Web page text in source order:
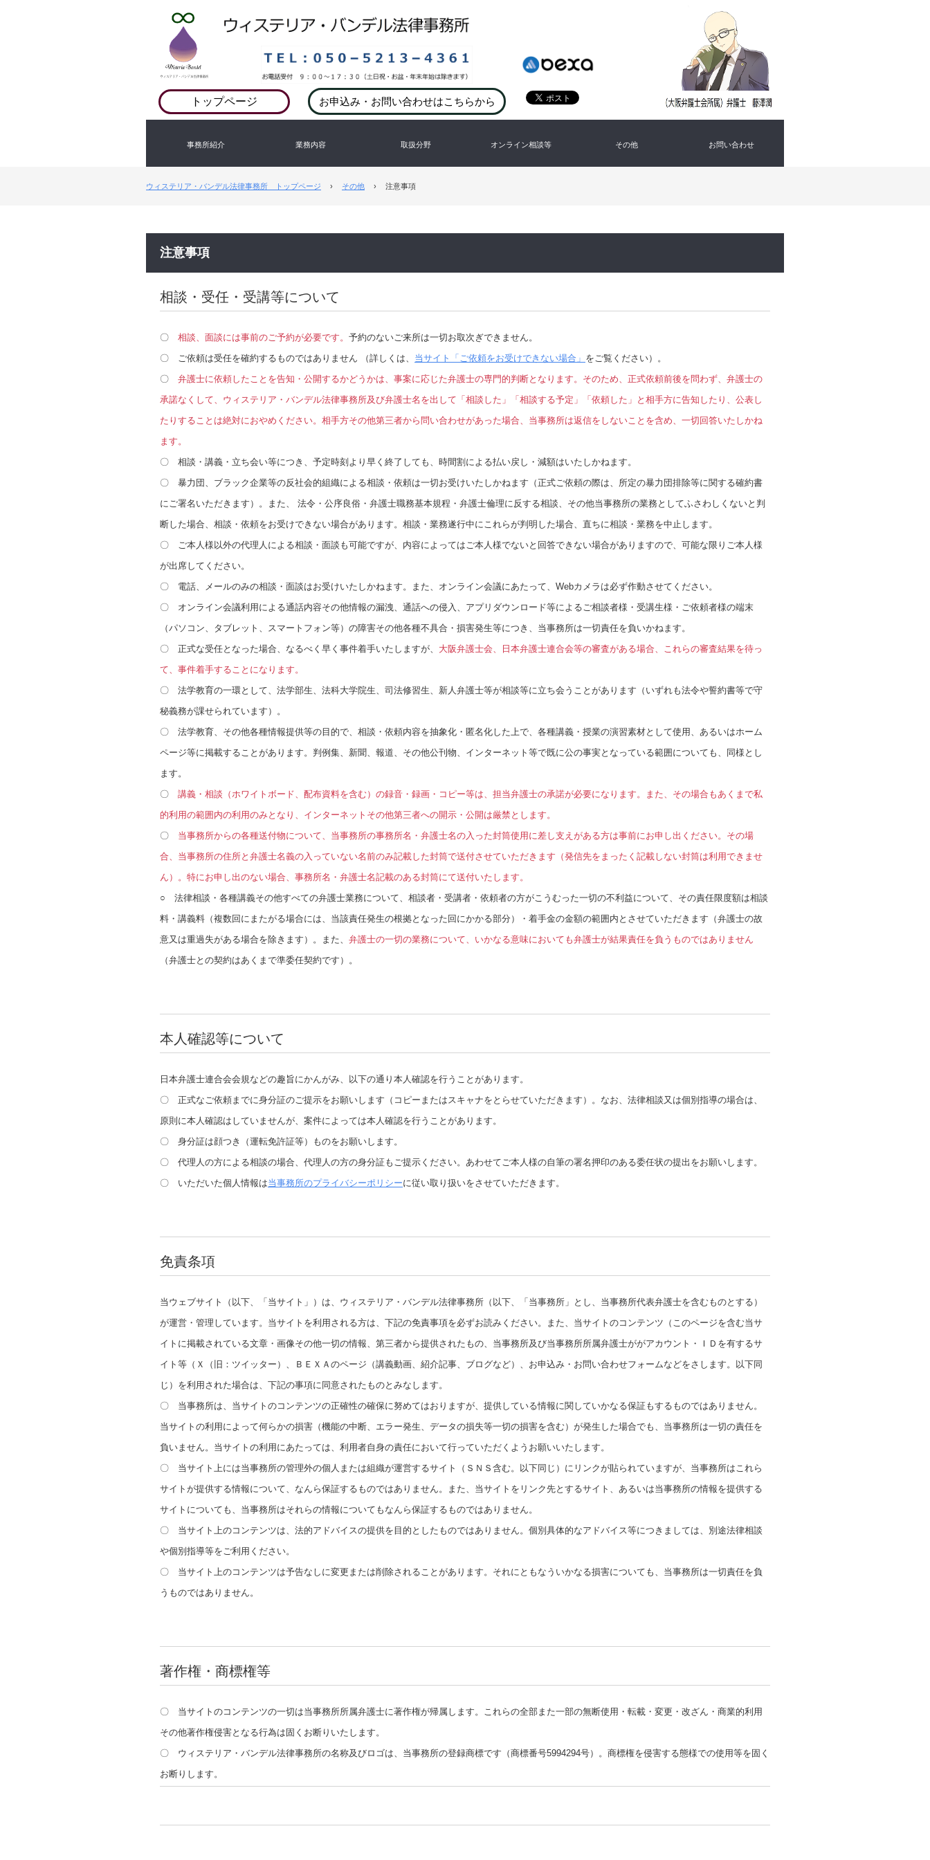
お申込み・お問い合わせはこちらから
トップページ
事務所紹介 業務内容 取扱分野 オンライン相談等 その他 お問い合わせ
ウィステリア・バンデル法律事務所 トップページ › その他 › 注意事項
注意事項
相談・受任・受講等について
〇 相談、面談には事前のご予約が必要です。 予約のないご来所は一切お取次ぎできません。
〇 ご依頼は受任を確約するものではありません （詳しくは、 当サイト「ご依頼をお受けできない場合」 をご覧ください）。
〇 弁護士に依頼したことを告知・公開するかどうかは、事案に応じた弁護士の専門的判断となります。そのため、正式依頼前後を問わず、弁護士の
承諾なくして、ウィステリア・バンデル法律事務所及び弁護士名を出して「相談した」「相談する予定」「依頼した」と相手方に告知したり、公表し
たりすることは絶対におやめください。相手方その他第三者から問い合わせがあった場合、当事務所は返信をしないことを含め、一切回答いたしかね
ます。
〇 相談・講義・立ち会い等につき、予定時刻より早く終了しても、時間割による払い戻し・減額はいたしかねます。
〇 暴力団、ブラック企業等の反社会的組織による相談・依頼は一切お受けいたしかねます（正式ご依頼の際は、所定の暴力団排除等に関する確約書
にご署名いただきます）。また、 法令・公序良俗・弁護士職務基本規程・弁護士倫理に反する相談、その他当事務所の業務としてふさわしくないと判
断した場合、相談・依頼をお受けできない場合があります。相談・業務遂行中にこれらが判明した場合、直ちに相談・業務を中止します。
〇 ご本人様以外の代理人による相談・面談も可能ですが、内容によってはご本人様でないと回答できない場合がありますので、可能な限りご本人様
が出席してください。
〇 電話、メールのみの相談・面談はお受けいたしかねます。また、オンライン会議にあたって、Webカメラは必ず作動させてください。
〇 オンライン会議利用による通話内容その他情報の漏洩、通話への侵入、アプリダウンロード等によるご相談者様・受講生様・ご依頼者様の端末
（パソコン、タブレット、スマートフォン等）の障害その他各種不具合・損害発生等につき、当事務所は一切責任を負いかねます。
〇 正式な受任となった場合、なるべく早く事件着手いたしますが、 大阪弁護士会、日本弁護士連合会等の審査がある場合、これらの審査結果を待っ
て、事件着手することになります。
〇 法学教育の一環として、法学部生、法科大学院生、司法修習生、新人弁護士等が相談等に立ち会うことがあります（いずれも法令や誓約書等で守
秘義務が課せられています）。
〇 法学教育、その他各種情報提供等の目的で、相談・依頼内容を抽象化・匿名化した上で、各種講義・授業の演習素材として使用、あるいはホーム
ページ等に掲載することがあります。判例集、新聞、報道、その他公刊物、インターネット等で既に公の事実となっている範囲についても、同様とし
ます。
〇 講義・相談（ホワイトボード、配布資料を含む）の録音・録画・コピー等は、担当弁護士の承諾が必要になります。また、その場合もあくまで私
的利用の範囲内の利用のみとなり、インターネットその他第三者への開示・公開は厳禁とします。
〇 当事務所からの各種送付物について、当事務所の事務所名・弁護士名の入った封筒使用に差し支えがある方は事前にお申し出ください。その場
合、当事務所の住所と弁護士名義の入っていない名前のみ記載した封筒で送付させていただきます（発信先をまったく記載しない封筒は利用できませ
ん）。特にお申し出のない場合、事務所名・弁護士名記載のある封筒にて送付いたします。
○ 法律相談・各種講義その他すべての弁護士業務について、相談者・受講者・依頼者の方がこうむった一切の不利益について、その責任限度額は相談
料・講義料（複数回にまたがる場合には、当該責任発生の根拠となった回にかかる部分）・着手金の金額の範囲内とさせていただきます（弁護士の故
意又は重過失がある場合を除きます）。また、 弁護士の一切の業務について、いかなる意味においても弁護士が結果責任を負うものではありません
（弁護士との契約はあくまで準委任契約です）。
本人確認等について
日本弁護士連合会会規などの趣旨にかんがみ、以下の通り本人確認を行うことがあります。
〇 正式なご依頼までに身分証のご提示をお願いします（コピーまたはスキャナをとらせていただきます）。なお、法律相談又は個別指導の場合は、
原則に本人確認はしていませんが、案件によっては本人確認を行うことがあります。
〇 身分証は顔つき（運転免許証等）ものをお願いします。
〇 代理人の方による相談の場合、代理人の方の身分証もご提示ください。あわせてご本人様の自筆の署名押印のある委任状の提出をお願いします。
〇 いただいた個人情報は当事務所のプライバシーポリシーに従い取り扱いをさせていただきます。
免責条項
当ウェブサイト（以下、「当サイト」）は、ウィステリア・バンデル法律事務所（以下、「当事務所」とし、当事務所代表弁護士を含むものとする）
が運営・管理しています。当サイトを利用される方は、下記の免責事項を必ずお読みください。また、当サイトのコンテンツ（このページを含む当サ
イトに掲載されている文章・画像その他一切の情報、第三者から提供されたもの、当事務所及び当事務所所属弁護士ががアカウント・ＩＤを有するサ
イト等（Ｘ（旧：ツイッター）、ＢＥＸＡのページ（講義動画、紹介記事、ブログなど）、お申込み・お問い合わせフォームなどをさします。以下同
じ）を利用された場合は、下記の事項に同意されたものとみなします。
〇 当事務所は、当サイトのコンテンツの正確性の確保に努めてはおりますが、提供している情報に関していかなる保証もするものではありません。
当サイトの利用によって何らかの損害（機能の中断、エラー発生、データの損失等一切の損害を含む）が発生した場合でも、当事務所は一切の責任を
負いません。当サイトの利用にあたっては、利用者自身の責任において行っていただくようお願いいたします。
〇 当サイト上には当事務所の管理外の個人または組織が運営するサイト（ＳＮＳ含む。以下同じ）にリンクが貼られていますが、当事務所はこれら
サイトが提供する情報について、なんら保証するものではありません。また、 当サイトをリンク先とするサイト、あるいは当事務所の情報を提供する
サイトについても、当事務所はそれらの情報についてもなんら保証するものではありません。
〇 当サイト上のコンテンツは、法的アドバイスの提供を目的としたものではありません。個別具体的なアドバイス等につきましては、別途法律相談
や個別指導等をご利用ください。
〇 当サイト上のコンテンツは予告なしに変更または削除されることがあります。それにともなういかなる損害についても、当事務所は一切責任を負
うものではありません。
著作権・商標権等
〇 当サイトのコンテンツの一切は当事務所所属弁護士に著作権が帰属します。これらの全部また一部の無断使用・転載・変更・改ざん・商業的利用
その他著作権侵害となる行為は固くお断りいたします。
〇 ウィステリア・バンデル法律事務所の名称及びロゴは、当事務所の登録商標です（商標番号5994294号）。商標権を侵害する態様での使用等を固く
お断りします。